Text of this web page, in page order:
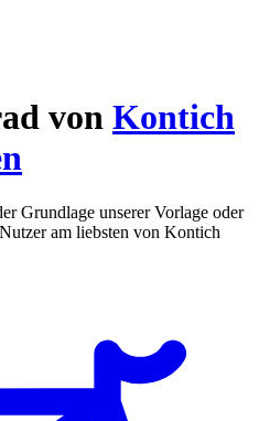
von Kontich
Grundlage unserer Vorlage oder
am liebsten von Kontich